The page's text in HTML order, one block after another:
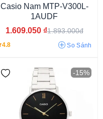
Cơ
Casio Nam MTP-V300L-
1AUDF
1.609.050 ₫1.893.000đ
4.8 So Sánh
-15%